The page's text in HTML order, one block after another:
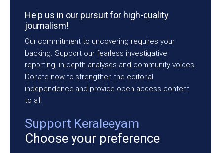
Help us in our pursuit for high-quality
journalism!
Our commitment to uncovering requires your
backing. Support our fearless investigative
reporting, in-depth analyses and community voices.
Donate now to strengthen the editorial
independence and provide open access content
to all.
Support Keraleeyam
Choose your preference